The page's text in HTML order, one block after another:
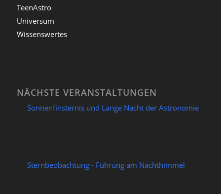
TeenAstro
Universum
Wissenswertes
NÄCHSTE VERANSTALTUNGEN
Sonnenfinsternis und Lange Nacht der Astronomie
Sternbeobachtung - Führung am Nachthimmel